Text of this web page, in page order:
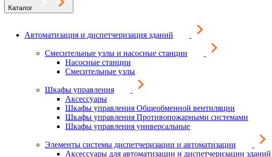
Каталог
Автоматизация и диспетчеризация зданий
Смесительные узлы и насосные станции
Насосные станции
Смесительные узлы
Шкафы управления
Аксессуары
Шкафы управления Общеобменной вентиляции
Шкафы управления Противопожарными системами
Шкафы управления универсальные
Элементы системы диспетчеризации и автоматизации
Аксессуары для автоматизации и диспетчеризации зданий